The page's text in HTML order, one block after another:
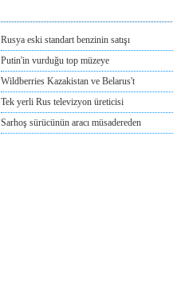
Rusya eski standart benzinin satışı
Putin'in vurduğu top müzeye
Wildberries Kazakistan ve Belarus't
Tek yerli Rus televizyon üreticisi
Sarhoş sürücünün aracı müsadereden